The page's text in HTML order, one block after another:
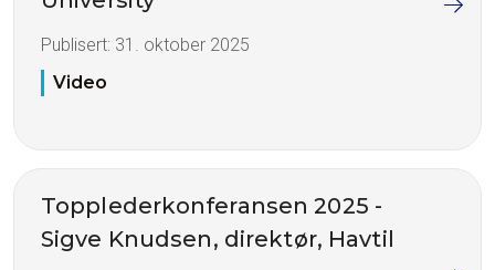
Publisert: 31. oktober 2025
Video
Topplederkonferansen 2025 -
Sigve Knudsen, direktør, Havtil